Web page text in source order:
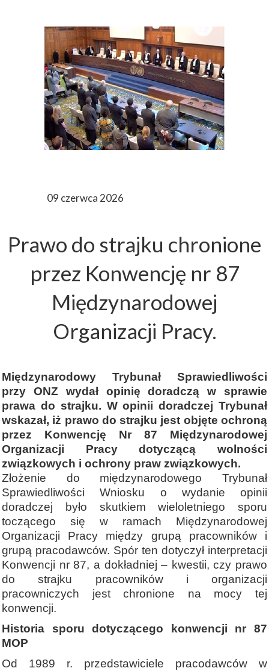
09 czerwca 2026
Prawo do strajku chronione
przez Konwencję nr 87
Międzynarodowej
Organizacji Pracy.
Międzynarodowy Trybunał Sprawiedliwości
przy ONZ wydał opinię doradczą w sprawie
prawa do strajku. W opinii doradczej Trybunał
wskazał, iż prawo do strajku jest objęte ochroną
przez Konwencję Nr 87 Międzynarodowej
Organizacji Pracy dotyczącą wolności
związkowych i ochrony praw związkowych.
Złożenie do międzynarodowego Trybunał
Sprawiedliwości Wniosku o wydanie opinii
doradczej było skutkiem wieloletniego sporu
toczącego się w ramach Międzynarodowej
Organizacji Pracy między grupą pracowników i
grupą pracodawców. Spór ten dotyczył interpretacji
Konwencji nr 87, a dokładniej – kwestii, czy prawo
do strajku pracowników i organizacji
pracowniczych jest chronione na mocy tej
konwencji.
Historia sporu dotyczącego konwencji nr 87
MOP
Od 1989 r. przedstawiciele pracodawców w